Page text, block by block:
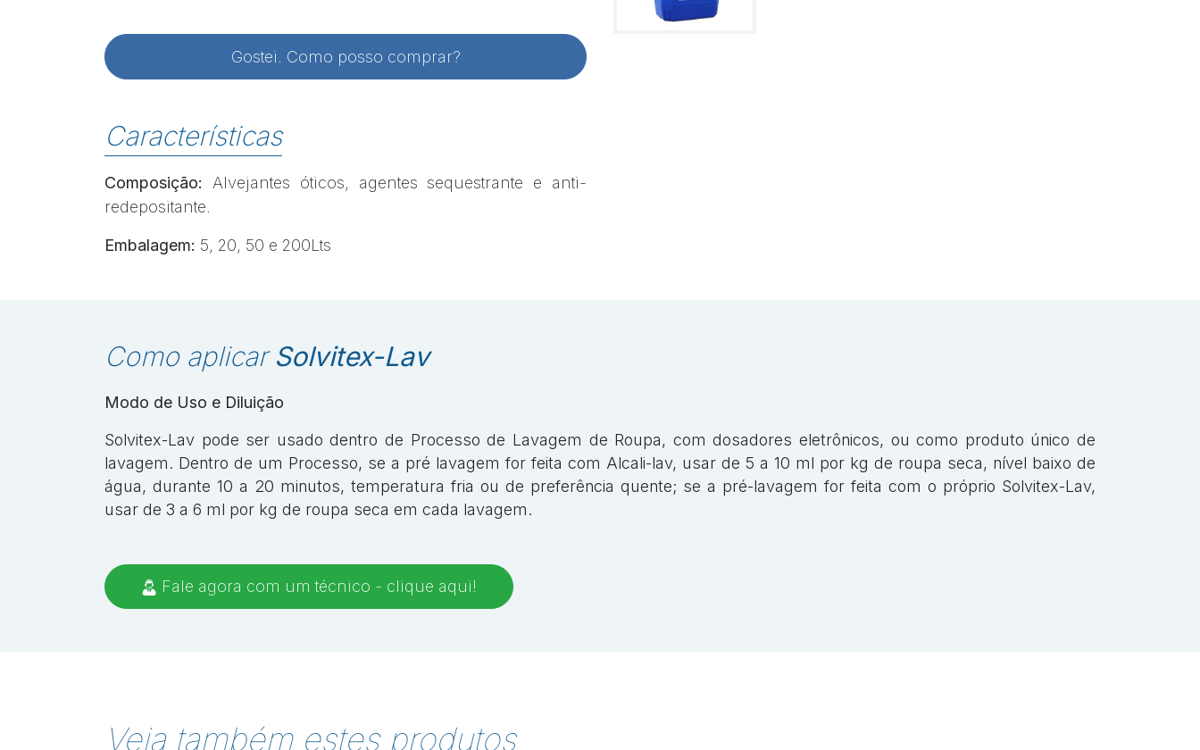
Gostei. Como posso comprar?
Características
Composição: Alvejantes óticos, agentes sequestrante e anti-
redepositante.
Embalagem: 5, 20, 50 e 200Lts
Como aplicarSolvitex-Lav
Modo de Uso e Diluição
Solvitex-Lav pode ser usado dentro de Processo de Lavagem de Roupa, com dosadores eletrônicos, ou como produto único de
lavagem. Dentro de um Processo, se a pré lavagem for feita com Alcali-lav, usar de 5 a 10 ml por kg de roupa seca, nível baixo de
água, durante 10 a 20 minutos, temperatura fria ou de preferência quente; se a pré-lavagem for feita com o próprio Solvitex-Lav,
usar de 3 a 6 ml por kg de roupa seca em cada lavagem.
Fale agora com um técnico - clique aqui!
Veja também estes produtos